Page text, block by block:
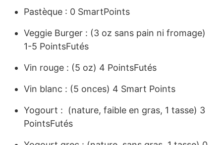
Pastèque : 0 SmartPoints
Veggie Burger : (3 oz sans pain ni fromage)
1-5 PointsFutés
Vin rouge : (5 oz) 4 PointsFutés
Vin blanc : (5 onces) 4 Smart Points
Yogourt : (nature, faible en gras, 1 tasse) 3
PointsFutés